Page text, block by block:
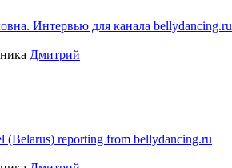
Интервью для канала bellydancing.ru
Дмитрий
(Belarus) reporting from bellydancing.ru